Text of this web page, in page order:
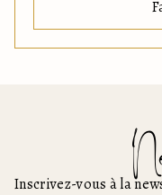
Inscrivez-vous à la